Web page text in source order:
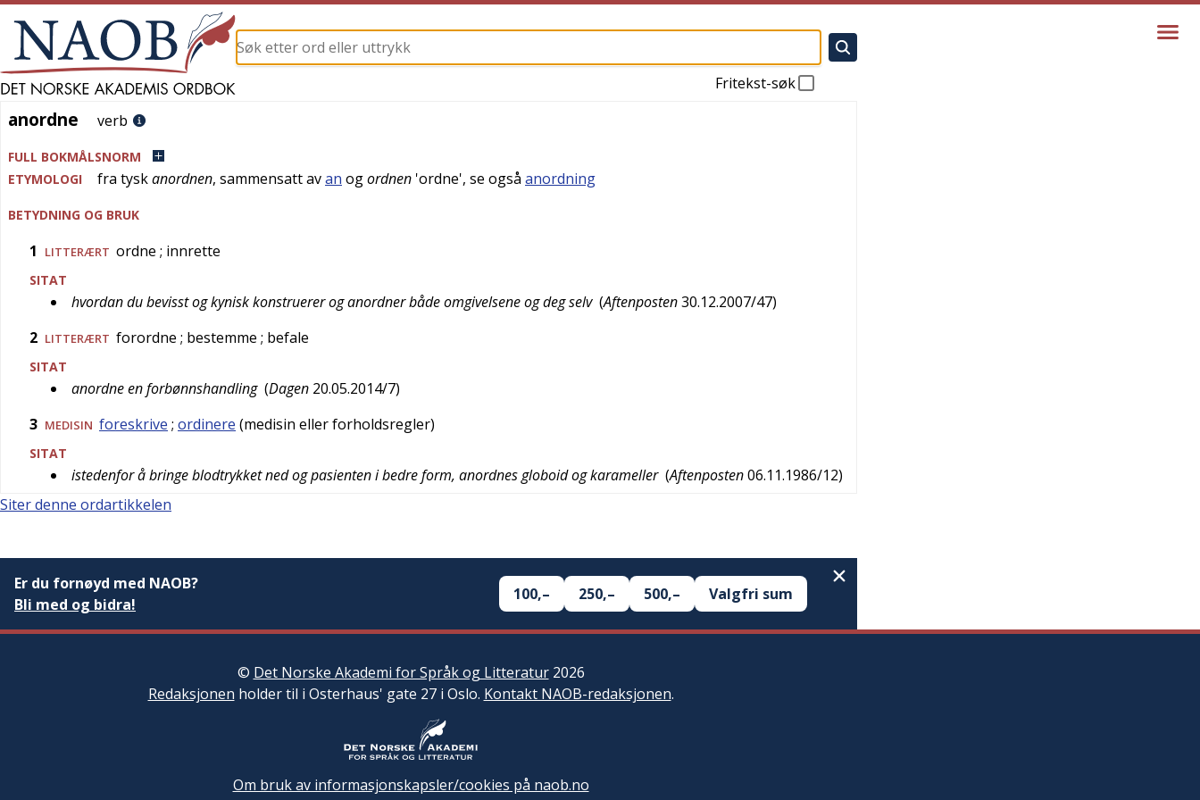
Fritekst-søk
anordne
anordne verb
FULL BOKMÅLSNORM
ETYMOLOGI
fra tyskanordnen, sammensatt avan ogordnen 'ordne', se også anordning
BETYDNING OG BRUK
1 LITTERÆRT ordne ; innrette
SITAT
hvordan du bevisst og kynisk konstruerer og anordner både omgivelsene og deg selv (Aftenposten30.12.2007/47)
2 LITTERÆRT forordne ; bestemme ; befale
SITAT
anordne en forbønnshandling (Dagen 20.05.2014/7)
3 MEDISIN foreskrive ; ordinere (medisin eller forholdsregler)
SITAT
istedenfor å bringe blodtrykket ned og pasienten i bedre form, anordnes globoid og karameller (Aftenposten06.11.1986/12)
Siter denne ordartikkelen
Er du fornøyd med NAOB?
Bli med og bidra!
100,– 250,– 500,– Valgfri sum
© Det Norske Akademi for Språk og Litteratur2026
Redaksjonen holder til i Osterhaus' gate 27 i Oslo. Kontakt NAOB-redaksjonen.
Om bruk av informasjonskapsler/cookies på naob.no